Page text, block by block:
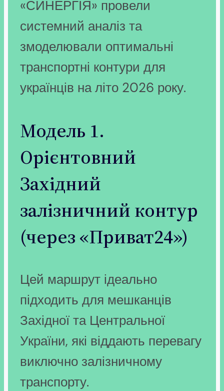
«СИНЕРГІЯ» провели
системний аналіз та
змоделювали оптимальні
транспортні контури для
українців на літо 2026 року.
Модель 1.
Орієнтовний
Західний
залізничний контур
(через «Приват24»)
Цей маршрут ідеально
підходить для мешканців
Західної та Центральної
України, які віддають перевагу
виключно залізничному
транспорту.